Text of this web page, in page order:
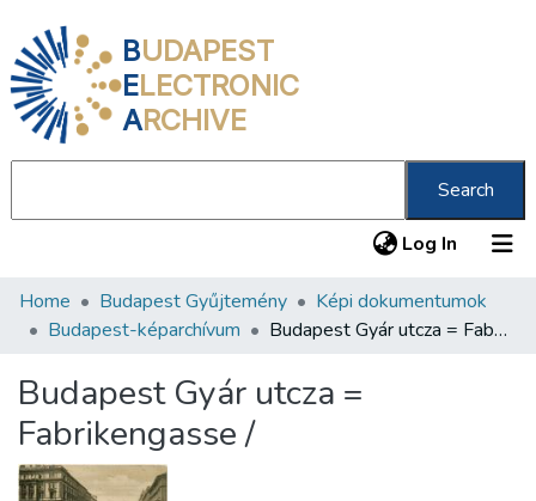
BUDAPEST
ELECTRONIC
ARCHIVE
Search
Log In (current)
Communities & Collections
Statistics
About us
Home Budapest Gyűjtemény
Képi dokumentumok
Budapest-képarchívum
Budapest Gyár utcza = Fabrikengasse /
Budapest Gyár utcza =
Fabrikengasse /